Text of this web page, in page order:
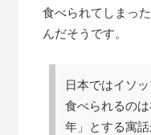
食べられてしまっ
んだそうです。
日本ではイソ
食べられるの
年」とする寓話